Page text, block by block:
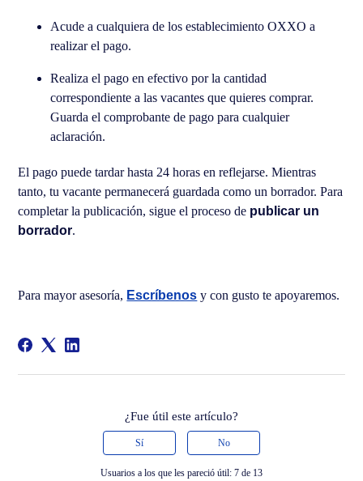
Acude a cualquiera de los establecimiento OXXO a
realizar el pago.
Realiza el pago en efectivo por la cantidad
correspondiente a las vacantes que quieres comprar.
Guarda el comprobante de pago para cualquier
aclaración.
El pago puede tardar hasta 24 horas en reflejarse. Mientras
tanto, tu vacante permanecerá guardada como un borrador. Para
completar la publicación, sigue el proceso de publicar un
borrador.
Para mayor asesoría, Escríbenos y con gusto te apoyaremos.
¿Fue útil este artículo?
Sí No
Usuarios a los que les pareció útil: 7 de 13